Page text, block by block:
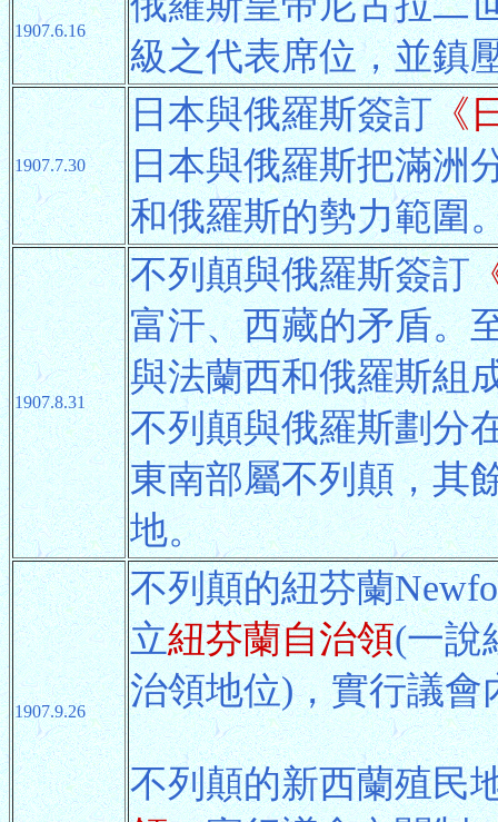
1907.6.16
級之代表席位，並鎮
1907.7.30
日本與俄羅斯簽訂《
日本與俄羅斯把滿洲
和俄羅斯的勢力範圍
1907.8.31
不列顛與俄羅斯簽訂
富汗、西藏的矛盾。
與法蘭西和俄羅斯組
不列顛與俄羅斯劃分
東南部屬不列顛，其
地。
1907.9.26
不列顛的紐芬蘭
立紐芬蘭自治領(一說
治領地位)，實行議會
不列顛的新西蘭殖民